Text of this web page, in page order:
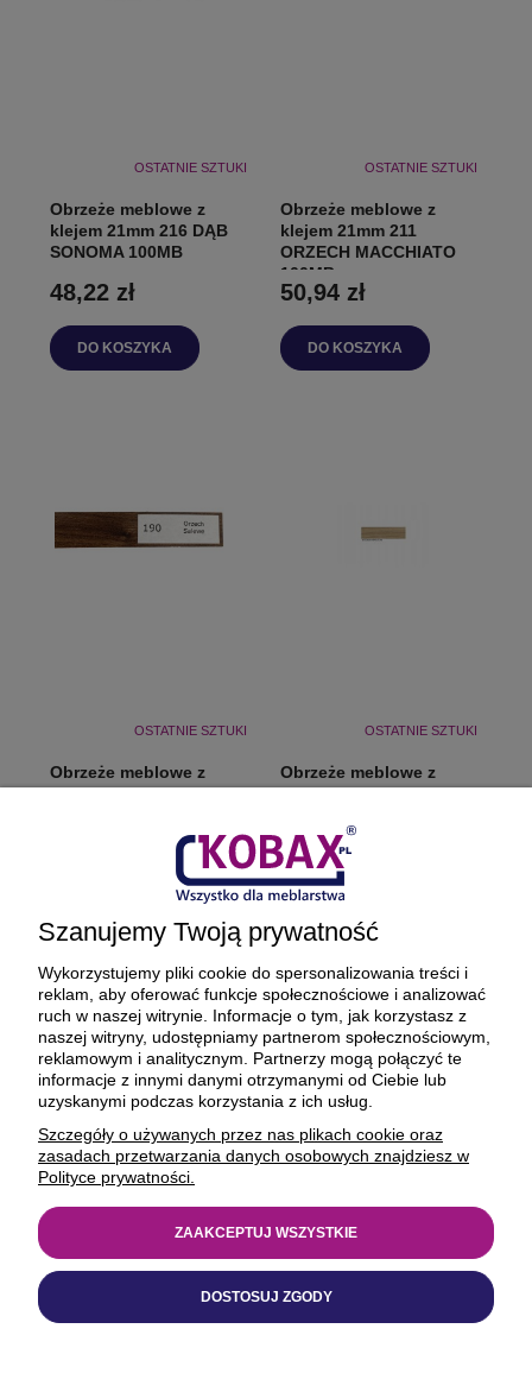
OSTATNIE SZTUKI
Obrzeże meblowe z
klejem 21mm 216 DĄB
SONOMA 100MB
48,22 zł
DO KOSZYKA
OSTATNIE SZTUKI
Obrzeże meblowe z
klejem 21mm 211
ORZECH MACCHIATO
100MB
50,94 zł
DO KOSZYKA
OSTATNIE SZTUKI
Obrzeże meblowe z
klejem 21mm 190
OSTATNIE SZTUKI
Obrzeże meblowe z
klejem 21mm 189
100MB
53,39 zł
OSTATNIE SZTUKI
Szanujemy Twoją prywatność
Wykorzystujemy pliki cookie do spersonalizowania treści i
reklam, aby oferować funkcje społecznościowe i analizować
ruch w naszej witrynie. Informacje o tym, jak korzystasz z
naszej witryny, udostępniamy partnerom społecznościowym,
reklamowym i analitycznym. Partnerzy mogą połączyć te
informacje z innymi danymi otrzymanymi od Ciebie lub
uzyskanymi podczas korzystania z ich usług.
Szczegóły o używanych przez nas plikach cookie oraz
zasadach przetwarzania danych osobowych znajdziesz w
Polityce prywatności.
DOSTOSUJ ZGODY
ZAAKCEPTUJ WSZYSTKIE